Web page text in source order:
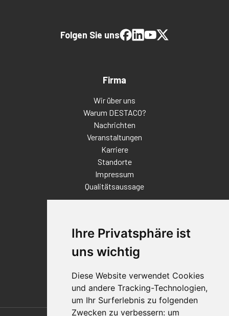
Ihre Privatsphäre ist
uns wichtig
Diese Website verwendet Cookies
und andere Tracking-Technologien,
um Ihr Surferlebnis zu folgenden
Zwecken zu verbessern: um
Firma
Wir über uns
Warum DESTACO?
Nachrichten
Veranstaltungen
Karriere
Standorte
Impressum
Qualitätsaussage
Vertriebspartnerfinder
Häufig gestellte Fragen
Datenschutz-Bestimmungen
Richtlinien/AGBs
Folgen Sie uns